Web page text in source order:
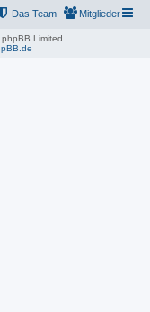
Mitglieder
Das Team
Limited